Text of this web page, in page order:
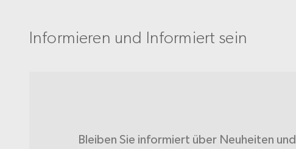
Informieren und Informiert sein
Bleiben Sie informiert über Neuheiten und